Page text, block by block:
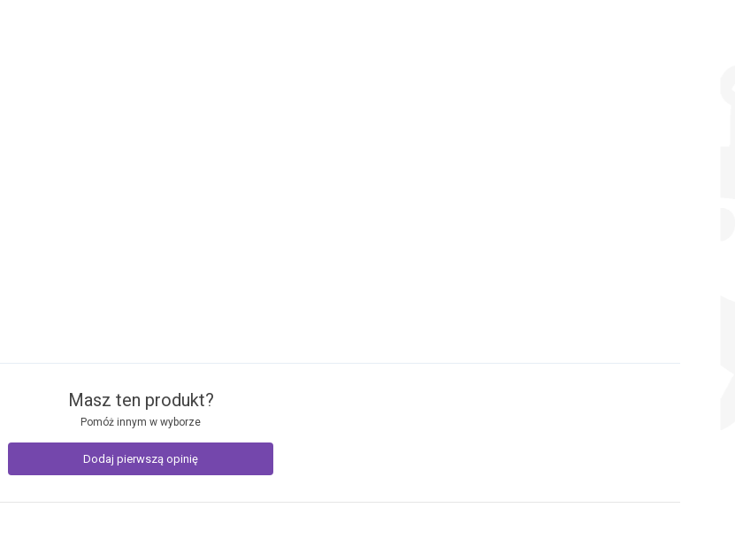
Masz ten produkt?
Pomóż innym w wyborze
Dodaj pierwszą opinię